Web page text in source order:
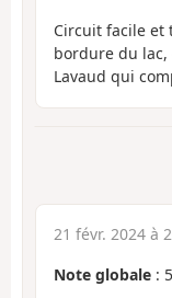
Circuit facile et
bordure du
Lavaud qui
21 févr. 2024 à
Note globale : 5